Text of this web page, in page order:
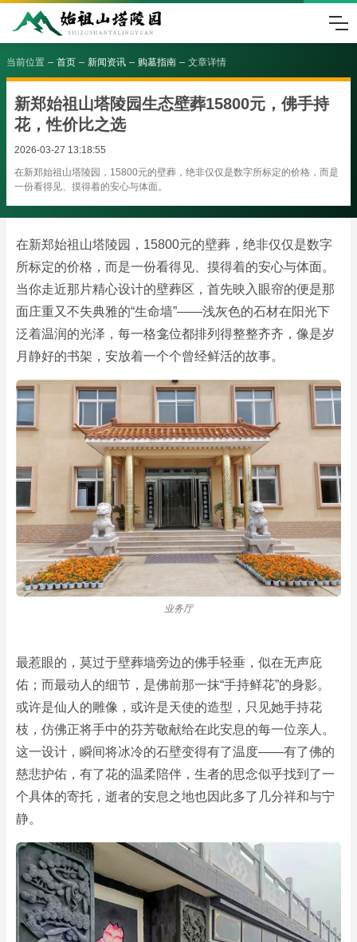
当前位置 首页 新闻资讯 购墓指南 文章详情
新郑始祖山塔陵园生态壁葬15800元，佛手持
花，性价比之选
2026-03-27 13:18:55
在新郑始祖山塔陵园，15800元的壁葬，绝非仅仅是数字所标定的价格，而是
一份看得见、摸得着的安心与体面。
在新郑始祖山塔陵园，15800元的壁葬，绝非仅仅是数字
所标定的价格，而是一份看得见、摸得着的安心与体面。
当你走近那片精心设计的壁葬区，首先映入眼帘的便是那
面庄重又不失典雅的“生命墙”——浅灰色的石材在阳光下
泛着温润的光泽，每一格龛位都排列得整整齐齐，像是岁
月静好的书架，安放着一个个曾经鲜活的故事。
业务厅
最惹眼的，莫过于壁葬墙旁边的佛手轻垂，似在无声庇
佑；而最动人的细节，是佛前那一抹“手持鲜花”的身影。
或许是仙人的雕像，或许是天使的造型，只见她手持花
枝，仿佛正将手中的芬芳敬献给在此安息的每一位亲人。
这一设计，瞬间将冰冷的石壁变得有了温度——有了佛的
慈悲护佑，有了花的温柔陪伴，生者的思念似乎找到了一
个具体的寄托，逝者的安息之地也因此多了几分祥和与宁
静。